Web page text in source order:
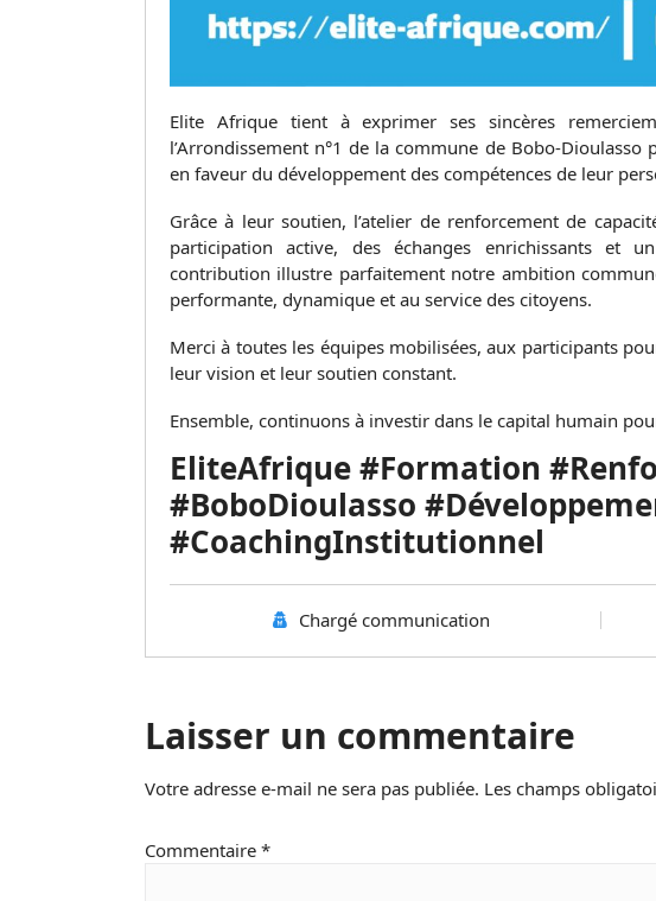
Elite Afrique tient à exprimer ses sincères
l’Arrondissement n°1 de la commune de Bobo-
en faveur du développement des compétences de leur
Grâce à leur soutien, l’atelier de renforcement de
participation active, des échanges enrichissants et
contribution illustre parfaitement notre ambition
performante, dynamique et au service des citoyens.
Merci à toutes les équipes mobilisées, aux participants
leur vision et leur soutien constant.
Ensemble, continuons à investir dans le capital humain
EliteAfrique #Formation
#BoboDioulasso
#CoachingInstitutionnel
Chargé communication
Laisser un commentaire
Votre adresse e-mail ne sera pas publiée. Les champs
Commentaire *